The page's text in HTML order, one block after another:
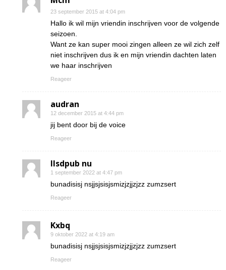
23 september 2015 at 4:04 pm
Hallo ik wil mijn vriendin inschrijven voor de volgende
seizoen.
Want ze kan super mooi zingen alleen ze wil zich zelf
niet inschrijven dus ik en mijn vriendin dachten laten
we haar inschrijven
Reageer
audran
12 december 2015 at 4:44 pm
jij bent door bij de voice
Reageer
Ilsdpub nu
1 september 2022 at 4:47 pm
bunadisisj nsjjsjsisjsmizjzjjzjzz zumzsert
Reageer
Kxbq
9 oktober 2022 at 4:19 am
bunadisisj nsjjsjsisjsmizjzjjzjzz zumzsert
Reageer